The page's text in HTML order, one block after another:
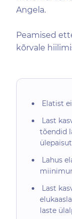
Angela.
Peamised
kõrvale
Elatist
Last
tõendid
Lahus
Last
laste